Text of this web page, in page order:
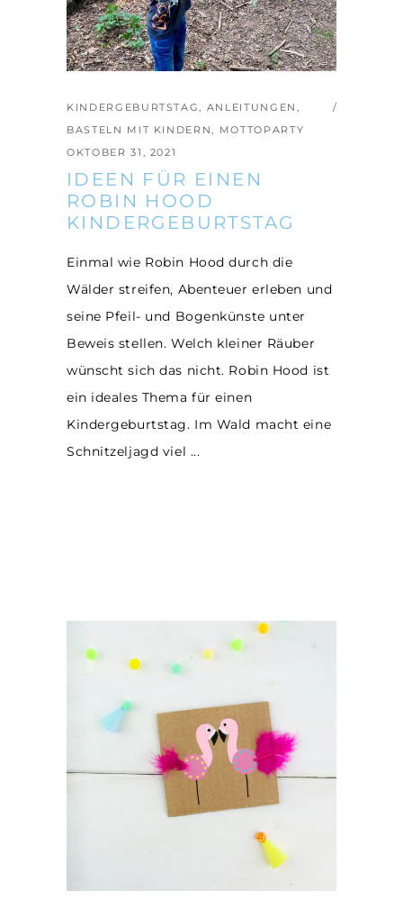
KINDERGEBURTSTAG, ANLEITUNGEN ,
BASTELN MIT KINDERN, MOTTOPARTY
OKTOBER 31, 2021
IDEEN FÜR EINEN
ROBIN HOOD
KINDERGEBURTSTAG
Einmal wie Robin Hood durch die
Wälder streifen, Abenteuer erleben und
seine Pfeil- und Bogenkünste unter
Beweis stellen. Welch kleiner Räuber
wünscht sich das nicht. Robin Hood ist
ein ideales Thema für einen
Kindergeburtstag. Im Wald macht eine
Schnitzeljagd viel